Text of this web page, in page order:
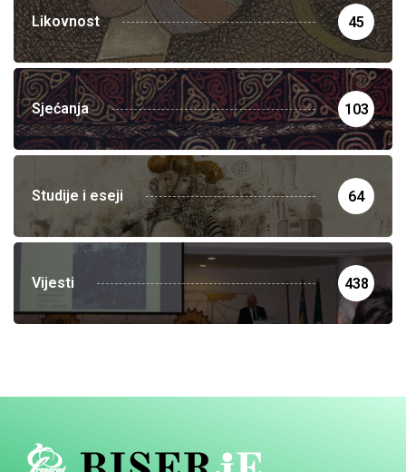
Likovnost 45
Sjećanja 103
Studije i eseji 64
Vijesti 438